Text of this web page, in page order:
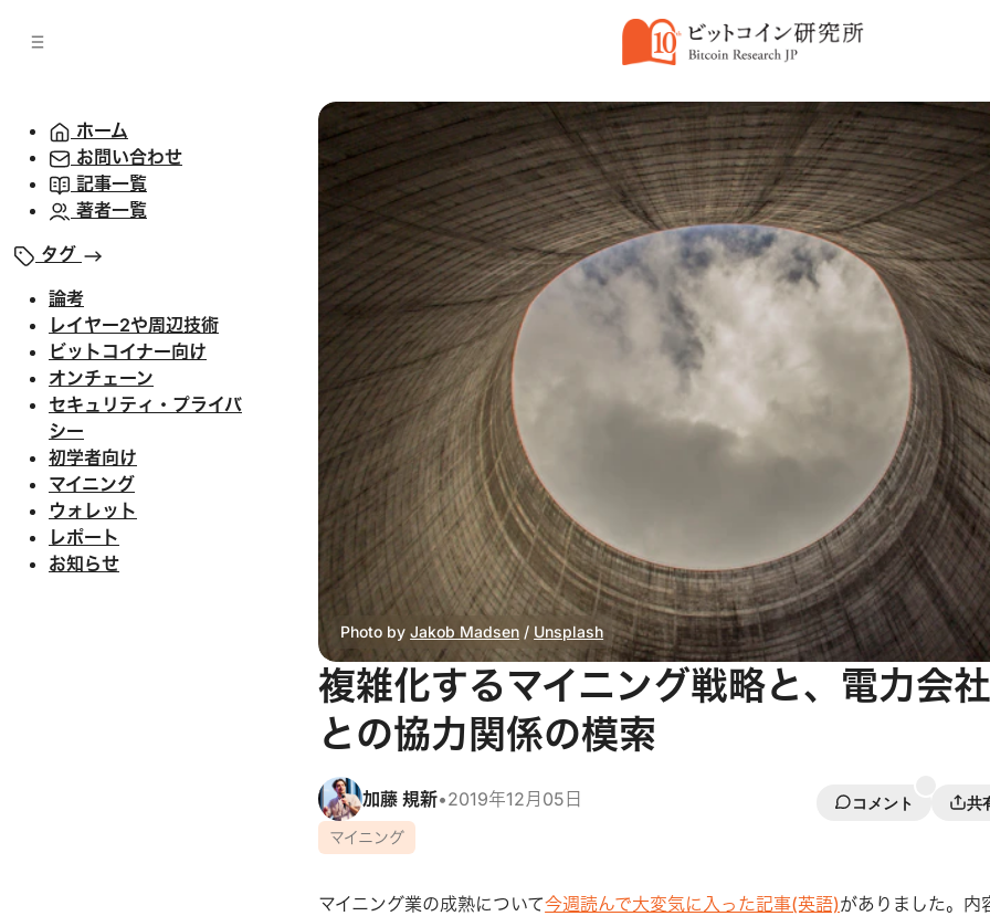
ホーム
お問い合わせ
記事一覧
著者一覧
タグ
論考
レイヤー2や周辺技術
ビットコイナー向け
オンチェーン
セキュリティ・プライバ
シー
初学者向け
マイニング
ウォレット
レポート
お知らせ
Photo byJakob Madsen / Unsplash
複雑化するマイニング戦略と、電力会社
との協力関係の模索
加藤 規新•2019年12月05日 コメント
共
マイニング
マイニング業の成熟について今週読んで大変気に入った記事(英語)がありました。内